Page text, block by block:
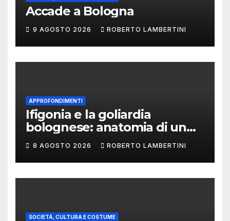
Accade a Bologna
9 AGOSTO 2026 ROBERTO LAMBERTINI
APPROFONDIMENTI
Ifigonia e la goliardia
bolognese: anatomia di un
libello osceno che parla
ancora al presente
8 AGOSTO 2026 ROBERTO LAMBERTINI
SOCIETÀ, CULTURA E COSTUME